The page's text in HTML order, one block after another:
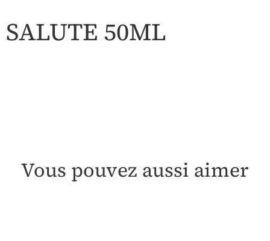
SALUTE 50ML
Vous pouvez aussi aimer